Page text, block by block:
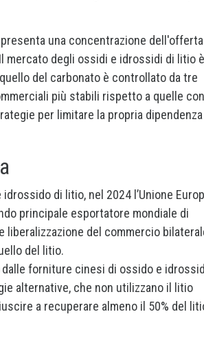
una concentrazione dell'offerta
mercato degli ossidi e idrossidi di litio è
del carbonato è controllato da tre
più stabili rispetto a quelle
per limitare la propria dipendenza
di litio, nel 2024 l’Unione
principale esportatore mondiale di
liberalizzazione del commercio
del litio.
forniture cinesi di ossido e
alternative, che non utilizzano il litio
a recuperare almeno il 50% del